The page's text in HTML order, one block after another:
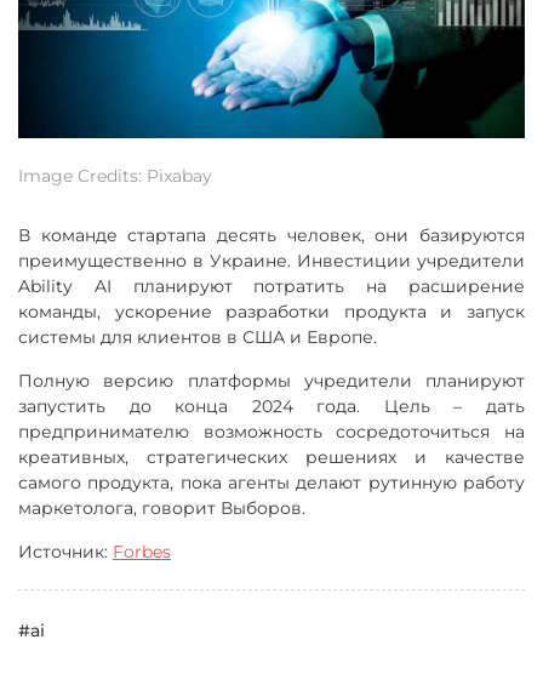
Image Credits: Pixabay
В команде стартапа десять человек, они базируются
преимущественно в Украине. Инвестиции учредители
Ability AI планируют потратить на расширение
команды, ускорение разработки продукта и запуск
системы для клиентов в США и Европе.
Полную версию платформы учредители планируют
запустить до конца 2024 года. Цель – дать
предпринимателю возможность сосредоточиться на
креативных, стратегических решениях и качестве
самого продукта, пока агенты делают рутинную работу
маркетолога, говорит Выборов.
Источник: Forbes
#ai